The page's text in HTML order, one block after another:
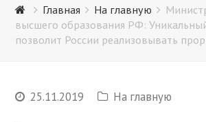
Главная На главную
высшего образования РФ:
позволит России реализовывать
25.11.2019 На главную